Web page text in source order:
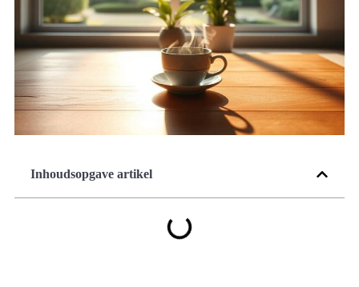
Inhoudsopgave artikel